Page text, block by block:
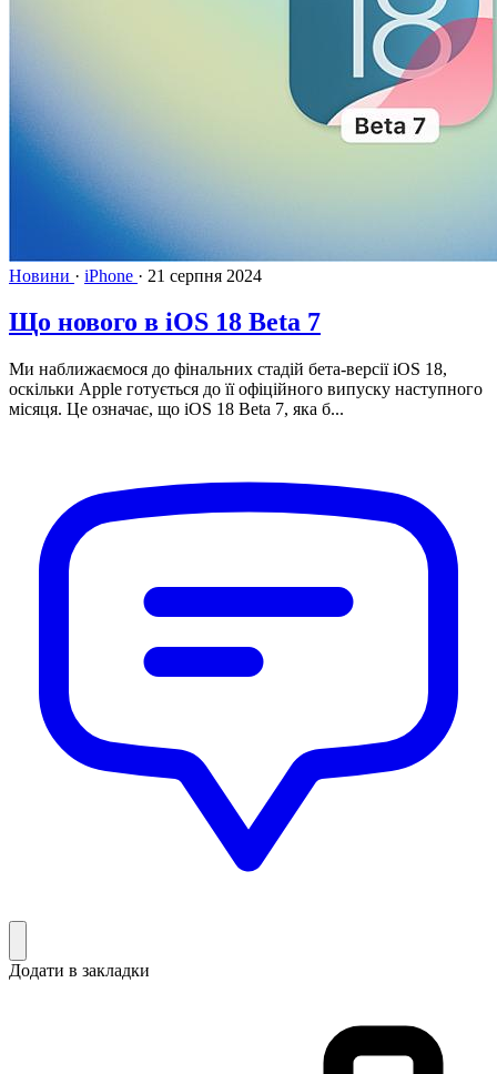
Новини · iPhone · 21 серпня 2024
Що нового в iOS 18 Beta 7
Ми наближаємося до фінальних стадій бета-версії iOS 18,
оскільки Apple готується до її офіційного випуску наступного
місяця. Це означає, що iOS 18 Beta 7, яка б...
Додати в закладки